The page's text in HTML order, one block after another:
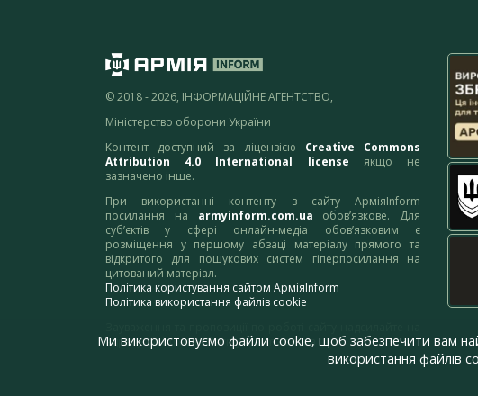
© 2018 - 2026, ІНФОРМАЦІЙНЕ АГЕНТСТВО,
Міністерство оборони України
Контент доступний за ліцензією Creative Commons
Attribution 4.0 International license якщо не
зазначено інше.
При використанні контенту з сайту АрміяInform
посилання на armyinform.com.ua обов’язкове. Для
суб’єктів у сфері онлайн-медіа обов’язковим є
розміщення у першому абзаці матеріалу прямого та
відкритого для пошукових систем гіперпосилання на
цитований матеріал.
Політика користування сайтом АрміяInform
Політика використання файлів cookie
адресу:webmaster@armyinform.com.ua
Ми використовуємо файли cookie, щоб забезпечити вам
використання файлів